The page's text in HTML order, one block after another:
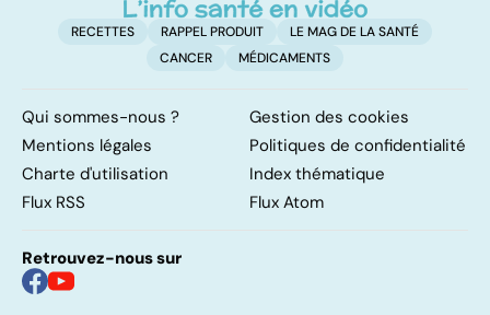
RECETTES RAPPEL PRODUIT
LE MAG DE LA SANTÉ
CANCER
MÉDICAMENTS
Qui sommes-nous ?
Gestion des cookies
Mentions légales
Politiques de confidentialité
Charte d'utilisation
Index thématique
Flux RSS
Flux Atom
Retrouvez-nous sur